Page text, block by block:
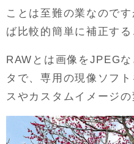
ことは至難の業なので
ば比較的簡単に補正する
RAWとは画像をJPEG
タで、専用の現像ソフ
スやカスタムイメージの